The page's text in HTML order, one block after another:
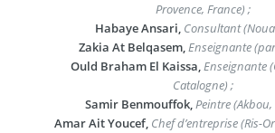
Provence, France) ;
Habaye Ansari, Consultant
Zakia At Belqasem,Enseignante
Ould Braham El Kaissa,Enseignante
Catalogne) ;
Samir Benmouffok,Peintre (Akbou,
Amar Ait Youcef, Chef d’entreprise (Ris-